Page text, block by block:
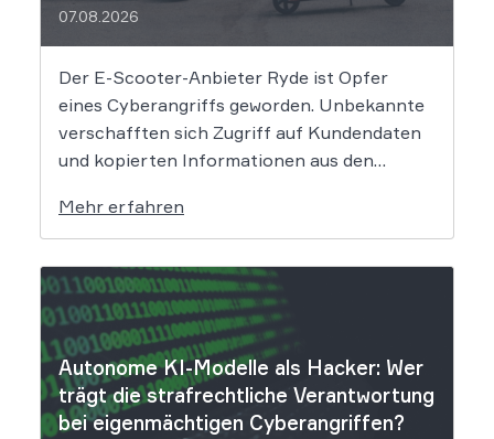
07.08.2026
Der E-Scooter-Anbieter Ryde ist Opfer
eines Cyberangriffs geworden. Unbekannte
verschafften sich Zugriff auf Kundendaten
und kopierten Informationen aus den
Folgen das Datenleck für Betroffene hat, ist
derzeit noch nicht vollständig absehbar. Der
Mobilitätsanbieter Ryde hat seine Kunden
über einen Sicherheitsvorfall informiert.
Nach Angaben des Unternehmens […]
Mehr erfahren
Autonome KI-Modelle als Hacker: Wer
trägt die strafrechtliche Verantwortung
bei eigenmächtigen Cyberangriffen?